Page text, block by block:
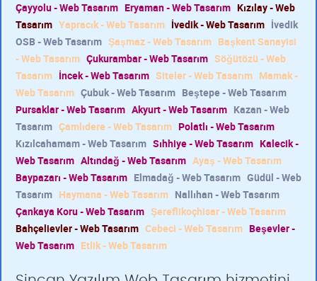
Çayyolu - Web Tasarım Eryaman - Web Tasarım Kızılay - Web
Tasarım Yapracık - Web Tasarım İvedik - Web Tasarım İvedik
OSB - Web Tasarım Şaşmaz - Web Tasarım Başkent Sanayisi
- Web Tasarım Çukurambar - Web Tasarım Söğütözü - Web
Tasarım İncek - Web Tasarım Siteler - Web Tasarım Mamak -
Web Tasarım Çubuk - Web Tasarım Beştepe - Web Tasarım
Pursaklar - Web Tasarım Akyurt - Web Tasarım Kazan - Web
Tasarım Çamlıdere - Web Tasarım Polatlı - Web Tasarım
Kızılcahamam - Web Tasarım Sıhhiye - Web Tasarım Kalecik -
Web Tasarım Altındağ - Web Tasarım Ayaş - Web Tasarım
Baypazarı - Web Tasarım Elmadağ - Web Tasarım Güdül - Web
Tasarım Haymana - Web Tasarım Nallıhan - Web Tasarım
Çankaya Koru - Web Tasarım Şereflikoçhisar - Web Tasarım
Bahçelievler - Web Tasarım Cebeci - Web Tasarım Beşevler -
Web Tasarım Etlik - Web Tasarım